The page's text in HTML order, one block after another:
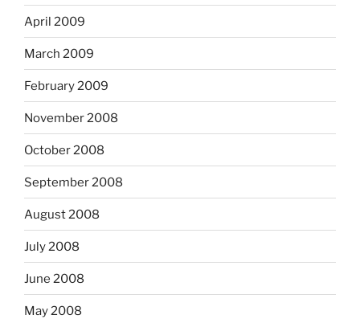
April 2009
March 2009
February 2009
November 2008
October 2008
September 2008
August 2008
July 2008
June 2008
May 2008